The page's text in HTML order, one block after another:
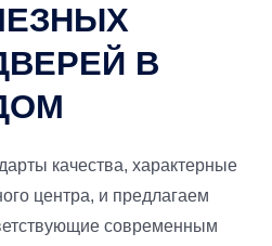
В
качества, характерные
центра, и предлагаем
современным